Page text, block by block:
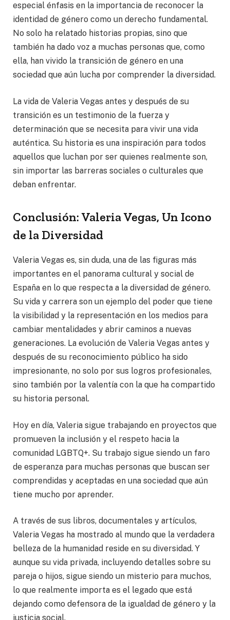
especial énfasis en la importancia de reconocer la
identidad de género como un derecho fundamental.
No solo ha relatado historias propias, sino que
también ha dado voz a muchas personas que, como
ella, han vivido la transición de género en una
sociedad que aún lucha por comprender la diversidad.
La vida de Valeria Vegas antes y después de su
transición es un testimonio de la fuerza y
determinación que se necesita para vivir una vida
auténtica. Su historia es una inspiración para todos
aquellos que luchan por ser quienes realmente son,
sin importar las barreras sociales o culturales que
deban enfrentar.
Conclusión: Valeria Vegas, Un Icono
de la Diversidad
Valeria Vegas es, sin duda, una de las figuras más
importantes en el panorama cultural y social de
España en lo que respecta a la diversidad de género.
Su vida y carrera son un ejemplo del poder que tiene
la visibilidad y la representación en los medios para
cambiar mentalidades y abrir caminos a nuevas
generaciones. La evolución de Valeria Vegas antes y
después de su reconocimiento público ha sido
impresionante, no solo por sus logros profesionales,
sino también por la valentía con la que ha compartido
su historia personal.
Hoy en día, Valeria sigue trabajando en proyectos que
promueven la inclusión y el respeto hacia la
comunidad LGBTQ+. Su trabajo sigue siendo un faro
de esperanza para muchas personas que buscan ser
comprendidas y aceptadas en una sociedad que aún
tiene mucho por aprender.
A través de sus libros, documentales y artículos,
Valeria Vegas ha mostrado al mundo que la verdadera
belleza de la humanidad reside en su diversidad. Y
aunque su vida privada, incluyendo detalles sobre su
pareja o hijos, sigue siendo un misterio para muchos,
lo que realmente importa es el legado que está
dejando como defensora de la igualdad de género y la
justicia social.